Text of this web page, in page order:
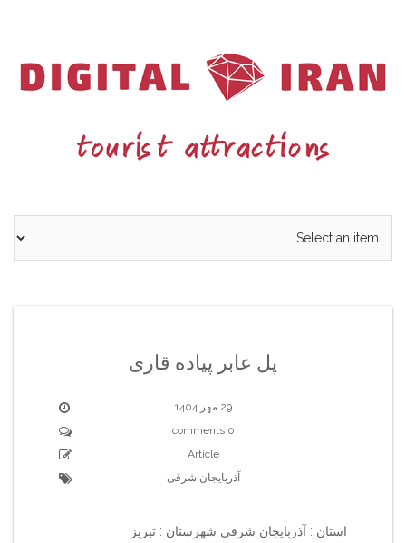
پل عابر پیاده قاری
29 مهر 1404
0 comments
Article
آذربایجان شرقی
استان : آذربایجان شرقی شهرستان : تبریز